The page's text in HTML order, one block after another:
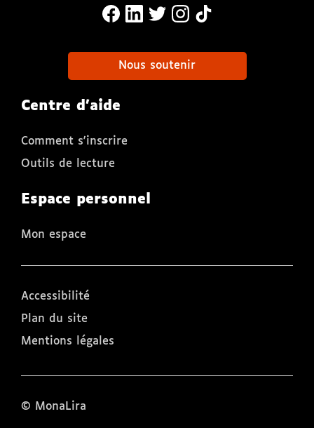
MonaLira Sur Facebook (nouvelle
MonaLira Sur Linkedin
MonaLira Sur Twitter
MonaLira Sur
Nous soutenir
Centre d'aide
Comment s'inscrire
Outils de lecture
Espace personnel
Mon espace
Accessibilité
Plan du site
Mentions légales
© MonaLira